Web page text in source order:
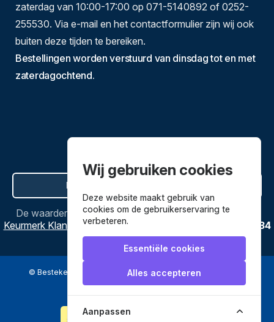
zaterdag van 10:00-17:00 op 071-5140892 of 0252-
255530. Via e-mail en het contactformulier zijn wij ook
buiten deze tijden te bereiken.
Bestellingen worden verstuurd van dinsdag tot en met
zaterdagochtend.
Hier de overeenkomst ontbinden
De waardering vanBestekenpannen.nlbijWebwinkel
Keurmerk Klantbeoordelingen
3634
reviews.
© Bestekenpannen.nl 2026 een webshop van
Wij gebruiken cookies
Deze website maakt gebruik van
cookies om de gebruikerservaring te
verbeteren.
Essentiële cookies
Alles accepteren
Aanpassen